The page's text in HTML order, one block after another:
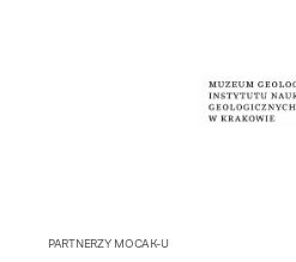
PARTNERZY MOCAK-U